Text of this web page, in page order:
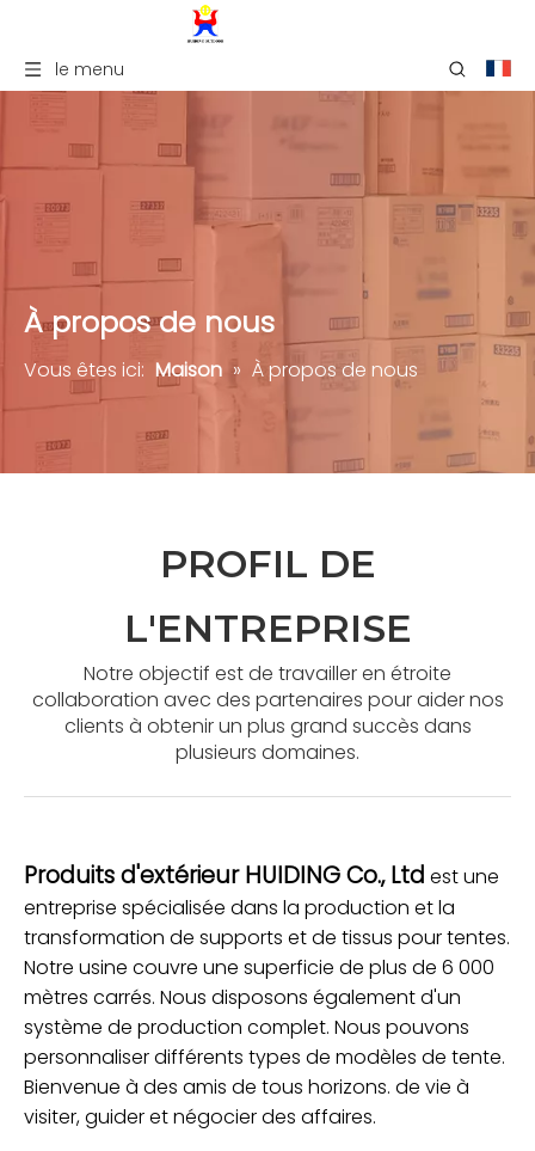
le menu
À propos de nous
Vous êtes ici: Maison » À propos de nous
PROFIL DE
L'ENTREPRISE
Notre objectif est de travailler en étroite
collaboration avec des partenaires pour aider nos
clients à obtenir un plus grand succès dans
plusieurs domaines.
Produits d'extérieur HUIDING Co., Ltd est une
entreprise spécialisée dans la production et la
transformation de supports et de tissus pour tentes.
Notre usine couvre une superficie de plus de 6 000
mètres carrés. Nous disposons également d'un
système de production complet. Nous pouvons
personnaliser différents types de modèles de tente.
Bienvenue à des amis de tous horizons. de vie à
visiter, guider et négocier des affaires.